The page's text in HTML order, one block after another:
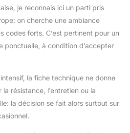
traditionnel japonais,
d'idéogrammes. Les
motifs de fleurs de
cerisier vous
l'atmosphère
enchanteresse du
Japon, sous l'ombre
des cerisiers en fleurs.
Cette vaisselle
je reconnais ici un parti pris
on cherche une ambiance
codes forts. C’est pertinent pour un
ponctuelle, à condition d’accepter
la fiche technique ne donne
la résistance, l’entretien ou la
la décision se fait alors surtout sur